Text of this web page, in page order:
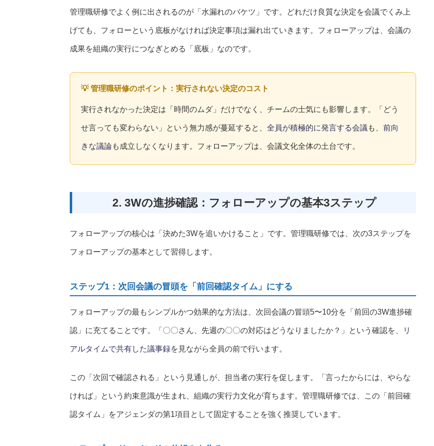
管理職研修でよく例に出されるのが「水漏れのバケツ」です。どれだけ良質な決定を会議でくみ上
げても、フォローという底板がなければ決定事項は漏れ出ていきます。フォローアップは、会議の
成果を組織の実行につなぎとめる「底板」なのです。
💡 管理職研修のポイント：実行されない決定のコスト
実行されなかった決定は「時間のムダ」だけでなく、チームの士気にも影響します。「どう
せ言っても変わらない」という無力感が蔓延すると、 全員が積極的に発言する会議 も、 前向
きな議論も成立しなくなります。フォローアップは、会議文化全体の土台です。
2. 3Wの進捗確認：フォローアップの基本3ステップ
フォローアップの核心は「決めた3Wを追いかけること」です。管理職研修では、次の3ステップを
フォローアップの基本として習得します。
ステップ1：次回会議の冒頭を「前回確認タイム」にする
フォローアップの最もシンプルかつ効果的な方法は、次回会議の冒頭5〜10分を「前回の3W進捗確
認」に充てることです。「〇〇さん、先週の〇〇の対応はどうなりましたか？」という確認を、 リ
アルタイムで共有した議事録を見ながら全員の前で行います。
この「次回で確認される」という見通しが、担当者の実行を促します。「言ったからには、やらな
ければ」という約束意識が生まれ、組織の実行力文化が育ちます。管理職研修では、この「前回確
認タイム」をアジェンダの第1項目として固定することを強く推奨しています。